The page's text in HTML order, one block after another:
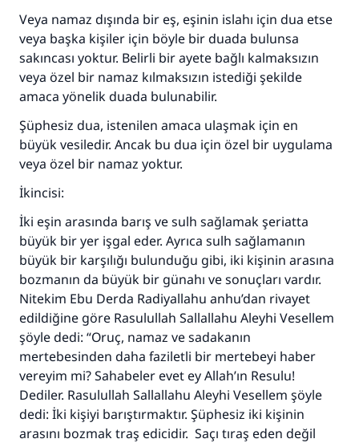
Veya namaz dışında bir eş, eşinin islahı için dua etse
veya başka kişiler için böyle bir duada bulunsa
sakıncası yoktur. Belirli bir ayete bağlı kalmaksızın
veya özel bir namaz kılmaksızın istediği şekilde
amaca yönelik duada bulunabilir.
Şüphesiz dua, istenilen amaca ulaşmak için en
büyük vesiledir. Ancak bu dua için özel bir uygulama
veya özel bir namaz yoktur.
İkincisi:
İki eşin arasında barış ve sulh sağlamak şeriatta
büyük bir yer işgal eder. Ayrıca sulh sağlamanın
büyük bir karşılığı bulunduğu gibi, iki kişinin arasına
bozmanın da büyük bir günahı ve sonuçları vardır.
Nitekim Ebu Derda Radiyallahu anhu’dan rivayet
edildiğine göre Rasulullah Sallallahu Aleyhi Vesellem
şöyle dedi: “Oruç, namaz ve sadakanın
mertebesinden daha faziletli bir mertebeyi haber
vereyim mi? Sahabeler evet ey Allah’ın Resulu!
Dediler. Rasulullah Sallallahu Aleyhi Vesellem şöyle
dedi: İki kişiyi barıştırmaktır. Şüphesiz iki kişinin
arasını bozmak traş edicidir. Saçı tıraş eden değil
110845 Nolu Cevap, bir evliliği
kurtardı.
Ümmete cevapları ulaştırmak için bizi destekle
kişinin sevabı kadar ona sevap yazılır.
(MUSLIM 1893)
Şimdi katkı yapın!